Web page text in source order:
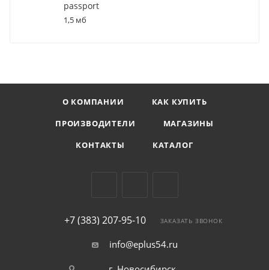
passport
1,5 мб
О КОМПАНИИ
КАК КУПИТЬ
ПРОИЗВОДИТЕЛИ
МАГАЗИНЫ
КОНТАКТЫ
КАТАЛОГ
+7 (383) 207-95-10 ЗАКАЗАТЬ ЗВОНОК
info@eplus54.ru